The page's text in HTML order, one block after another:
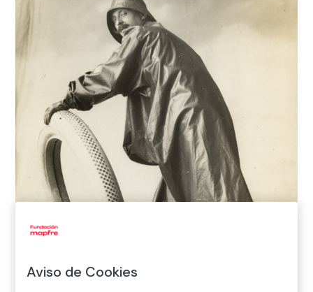
Aviso de Cookies